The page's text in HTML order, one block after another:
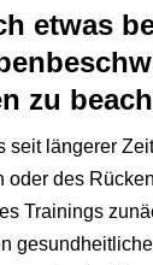
etwas
zu
seit längerer
oder des
Trainings